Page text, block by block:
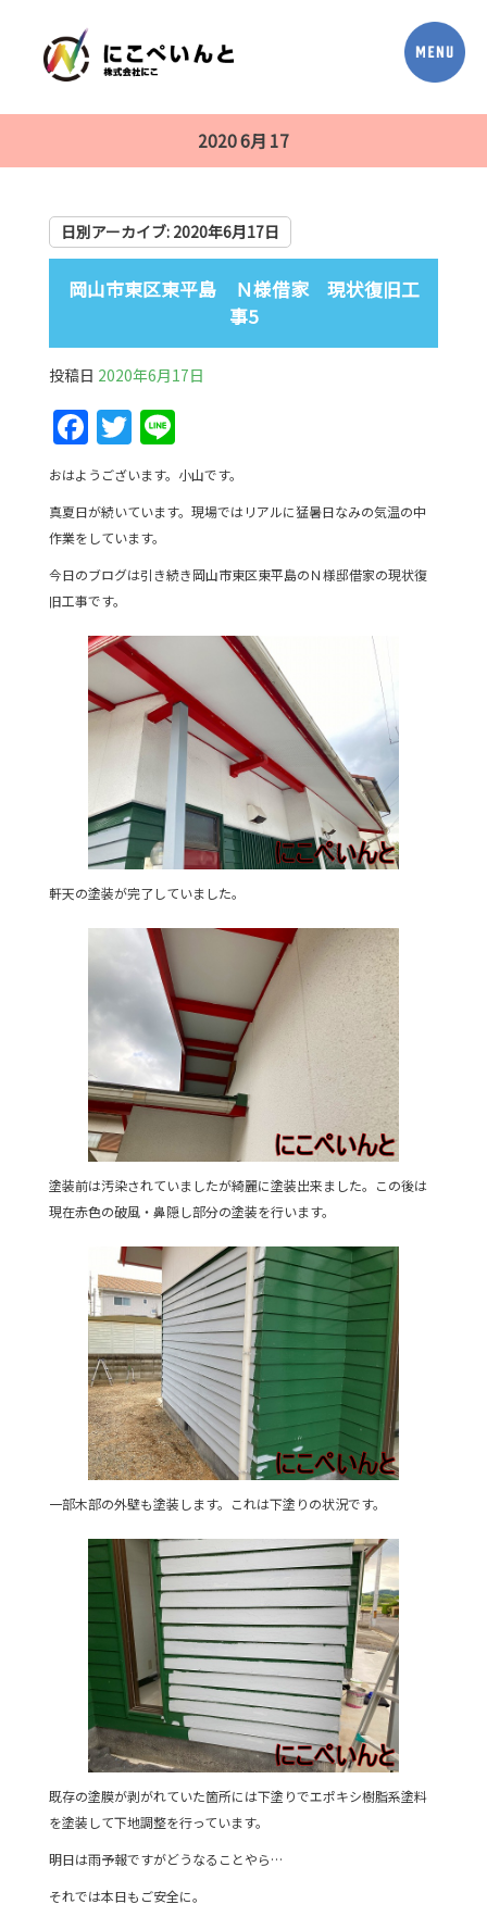
2020 6月 17
日別アーカイブ: 2020年6月17日
岡山市東区東平島 Ｎ様借家 現状復旧工
事5
投稿日 2020年6月17日
F
a
c
e
b
o
o
k
T
w
itt
er
Li
n
e
おはようございます。小山です。
真夏日が続いています。現場ではリアルに猛暑日なみの気温の中
作業をしています。
今日のブログは引き続き岡山市東区東平島のＮ様邸借家の現状復
旧工事です。
軒天の塗装が完了していました。
塗装前は汚染されていましたが綺麗に塗装出来ました。この後は
現在赤色の破風・鼻隠し部分の塗装を行います。
一部木部の外壁も塗装します。これは下塗りの状況です。
既存の塗膜が剥がれていた箇所には下塗りでエポキシ樹脂系塗料
を塗装して下地調整を行っています。
明日は雨予報ですがどうなることやら…
それでは本日もご安全に。